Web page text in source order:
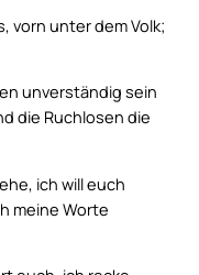
vorn unter dem Volk;
unverständig sein
die Ruchlosen die
ich will euch
meine Worte